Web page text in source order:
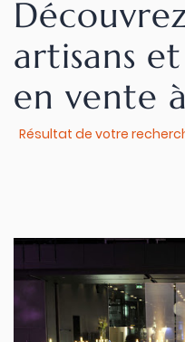
artisans
en vente
Résultat de votre